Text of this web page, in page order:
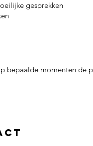
gesprekken
bepaalde momenten de